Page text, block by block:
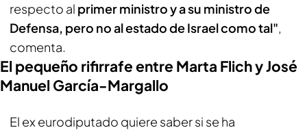
respecto al primer ministro y a su ministro de
Defensa, pero no al estado de Israel como tal",
comenta.
El pequeño rifirrafe entre Marta Flich y José
Manuel García-Margallo
El ex eurodiputado quiere saber si se ha